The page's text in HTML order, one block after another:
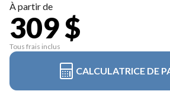
À partir de
309 $
Tous frais inclus
CALCULATRICE DE